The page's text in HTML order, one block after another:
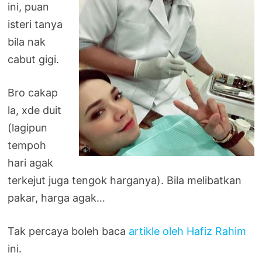
ini, puan
isteri tanya
bila nak
cabut gigi.
Bro cakap
la, xde duit
(lagipun
tempoh
hari agak
terkejut juga tengok harganya). Bila melibatkan
pakar, harga agak…
Tak percaya boleh baca artikle oleh Hafiz Rahim
ini.